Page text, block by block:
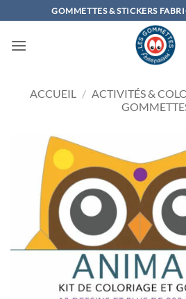
au
contenu
GOMMETTES & STICKERS
ACCUEIL / ACTIVITÉS &